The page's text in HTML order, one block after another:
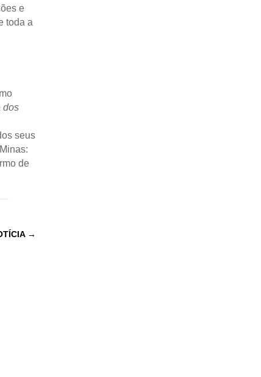
e
toda a
dos
seus
de
→